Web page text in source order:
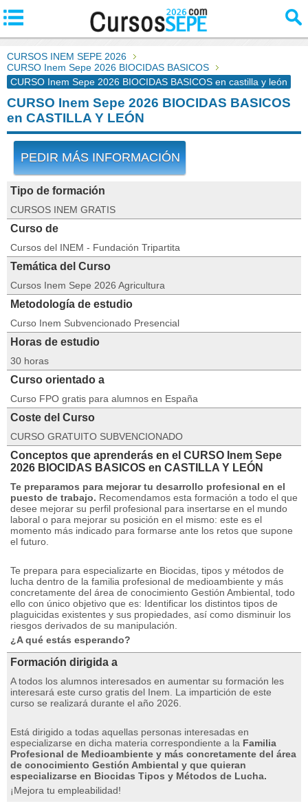
CURSOS INEM SEPE 2026
CURSO Inem Sepe 2026 BIOCIDAS BASICOS
CURSO Inem Sepe 2026 BIOCIDAS BASICOS en castilla y león
CURSO Inem Sepe 2026 BIOCIDAS BASICOS
en CASTILLA Y LEÓN
PEDIR MÁS INFORMACIÓN
Tipo de formación
CURSOS INEM GRATIS
Curso de
Cursos del INEM - Fundación Tripartita
Temática del Curso
Cursos Inem Sepe 2026 Agricultura
Metodología de estudio
Curso Inem Subvencionado Presencial
Horas de estudio
30 horas
Curso orientado a
Curso FPO gratis para alumnos en España
Coste del Curso
CURSO GRATUITO SUBVENCIONADO
Conceptos que aprenderás en el CURSO Inem Sepe
2026 BIOCIDAS BASICOS en CASTILLA Y LEÓN
Te preparamos para mejorar tu desarrollo profesional en el
puesto de trabajo. Recomendamos esta formación a todo el que
desee mejorar su perfil profesional para insertarse en el mundo
laboral o para mejorar su posición en el mismo: este es el
momento más indicado para formarse ante los retos que supone
el futuro.
Te prepara para especializarte en Biocidas, tipos y métodos de
lucha dentro de la familia profesional de medioambiente y más
concretamente del área de conocimiento Gestión Ambiental, todo
ello con único objetivo que es: Identificar los distintos tipos de
plaguicidas existentes y sus propiedades, así como disminuir los
riesgos derivados de su manipulación.
¿A qué estás esperando?
Formación dirigida a
A todos los alumnos interesados ​​en aumentar su formación les
interesará este curso gratis del Inem. La impartición de este
curso se realizará durante el año 2026.
Está dirigido a todas aquellas personas interesadas en
especializarse en dicha materia correspondiente a la Familia
Profesional de Medioambiente y más concretamente del área
de conocimiento Gestión Ambiental y que quieran
especializarse en Biocidas Tipos y Métodos de Lucha.
¡Mejora tu empleabilidad!